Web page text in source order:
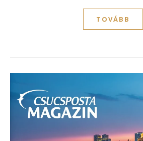
TOVÁBB